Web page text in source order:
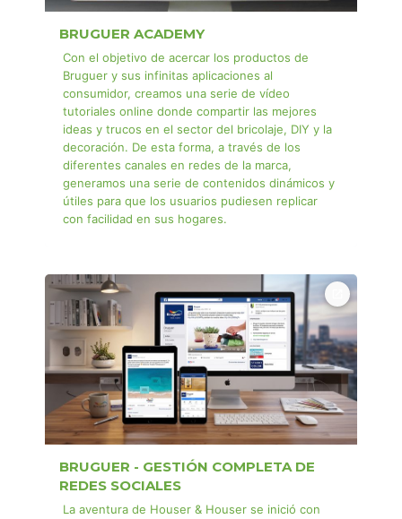
BRUGUER ACADEMY
Con el objetivo de acercar los productos de
Bruguer y sus infinitas aplicaciones al
consumidor, creamos una serie de vídeo
tutoriales online donde compartir las mejores
ideas y trucos en el sector del bricolaje, DIY y la
decoración. De esta forma, a través de los
diferentes canales en redes de la marca,
generamos una serie de contenidos dinámicos y
útiles para que los usuarios pudiesen replicar
con facilidad en sus hogares.
BRUGUER - GESTIÓN COMPLETA DE
REDES SOCIALES
La aventura de Houser & Houser se inició con